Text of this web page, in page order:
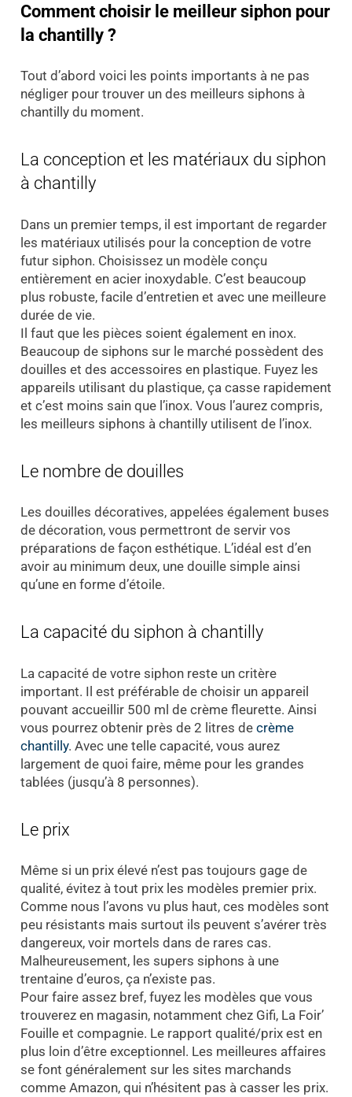
Comment choisir le meilleur siphon pour
la chantilly ?
Tout d’abord voici les points importants à ne pas
négliger pour trouver un des meilleurs siphons à
chantilly du moment.
La conception et les matériaux du siphon
à chantilly
Dans un premier temps, il est important de regarder
les matériaux utilisés pour la conception de votre
futur siphon. Choisissez un modèle conçu
entièrement en acier inoxydable. C’est beaucoup
plus robuste, facile d’entretien et avec une meilleure
durée de vie.
Il faut que les pièces soient également en inox.
Beaucoup de siphons sur le marché possèdent des
douilles et des accessoires en plastique. Fuyez les
appareils utilisant du plastique, ça casse rapidement
et c’est moins sain que l’inox. Vous l’aurez compris,
les meilleurs siphons à chantilly utilisent de l’inox.
Le nombre de douilles
Les douilles décoratives, appelées également buses
de décoration, vous permettront de servir vos
préparations de façon esthétique. L’idéal est d’en
avoir au minimum deux, une douille simple ainsi
qu’une en forme d’étoile.
La capacité du siphon à chantilly
La capacité de votre siphon reste un critère
important. Il est préférable de choisir un appareil
pouvant accueillir 500 ml de crème fleurette. Ainsi
vous pourrez obtenir près de 2 litres de crème
chantilly. Avec une telle capacité, vous aurez
largement de quoi faire, même pour les grandes
tablées (jusqu’à 8 personnes).
Le prix
Même si un prix élevé n’est pas toujours gage de
qualité, évitez à tout prix les modèles premier prix.
Comme nous l’avons vu plus haut, ces modèles sont
peu résistants mais surtout ils peuvent s’avérer très
dangereux, voir mortels dans de rares cas.
Malheureusement, les supers siphons à une
trentaine d’euros, ça n’existe pas.
Pour faire assez bref, fuyez les modèles que vous
trouverez en magasin, notamment chez Gifi, La Foir’
Fouille et compagnie. Le rapport qualité/prix est en
plus loin d’être exceptionnel. Les meilleures affaires
se font généralement sur les sites marchands
comme Amazon, qui n’hésitent pas à casser les prix.